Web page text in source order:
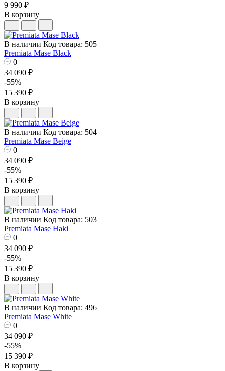
9 990 ₽
В корзину
В наличии Код товара: 505
Premiata Mase Black
0
34 090 ₽
-55%
15 390 ₽
В корзину
В наличии Код товара: 504
Premiata Mase Beige
0
34 090 ₽
-55%
15 390 ₽
В корзину
В наличии Код товара: 503
Premiata Mase Haki
0
34 090 ₽
-55%
15 390 ₽
В корзину
В наличии Код товара: 496
Premiata Mase White
0
34 090 ₽
-55%
15 390 ₽
В корзину